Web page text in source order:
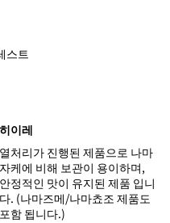
스트
히이레
열처리가 진행된 제품으로 나마
자케에 비해 보관이 용이하며,
안정적인 맛이 유지된 제품 입니
다. (나마즈메/나마쵸조 제품도
포함 됩니다.)